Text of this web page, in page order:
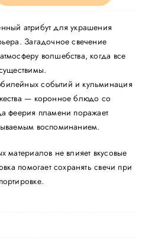
атрибут для украшения
Загадочное свечение
волшебства, когда все
событий и кульминация
— коронное блюдо со
феерия пламени поражает
воспоминанием.
материалов не влияет вкусовые
помогает сохранять свечи при